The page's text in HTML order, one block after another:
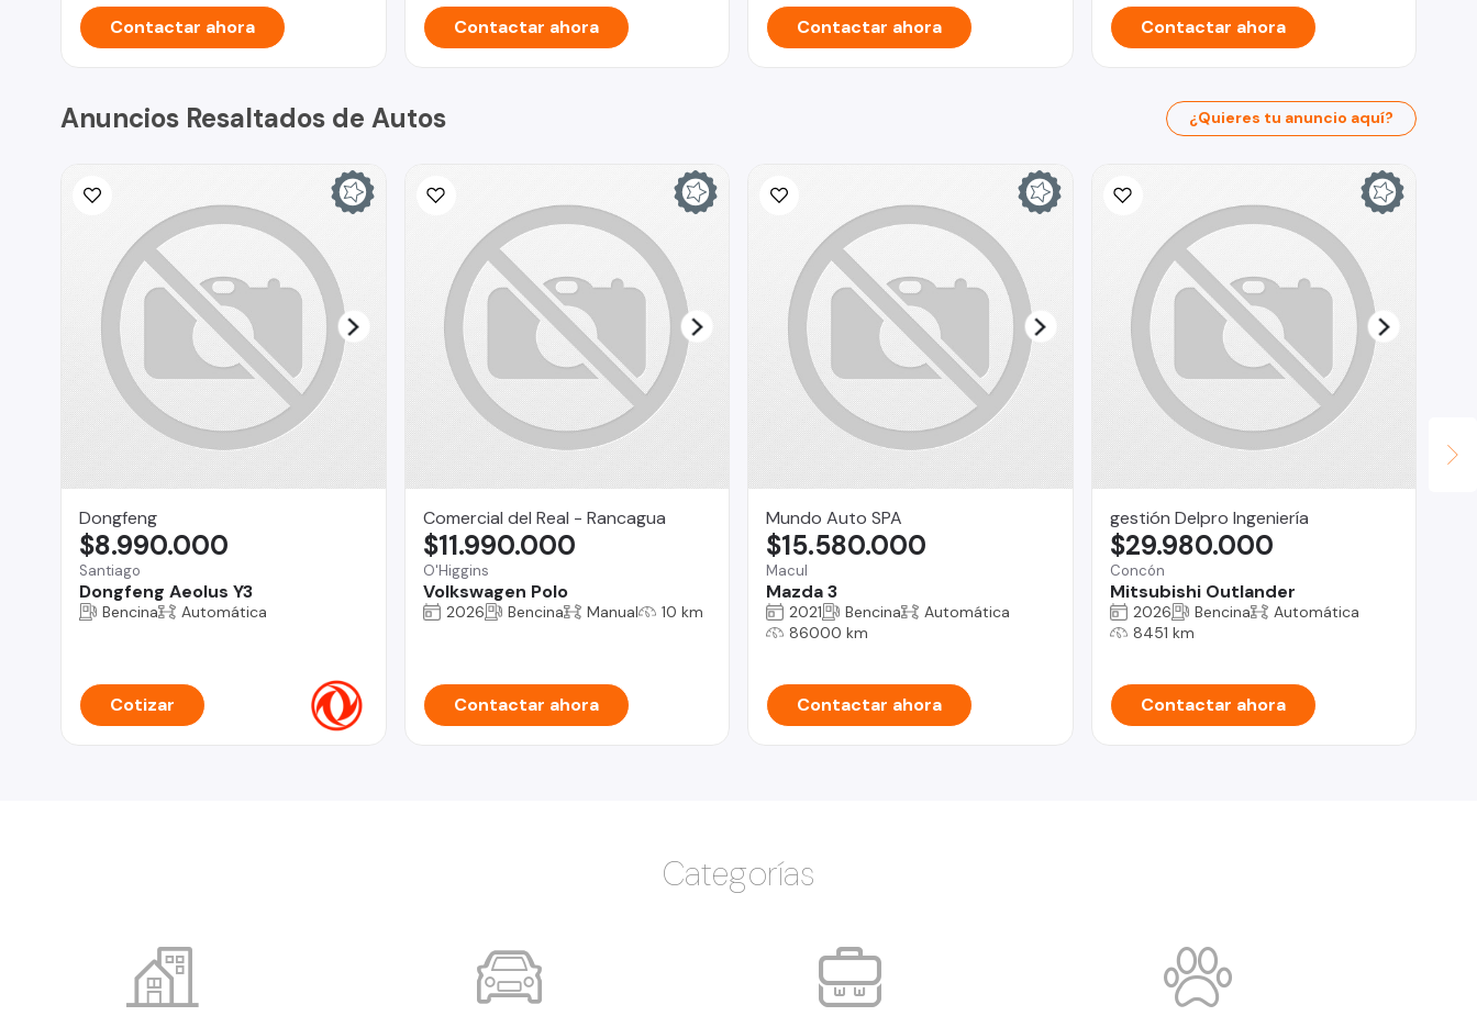
Contactar ahora Contactar ahora Contactar ahora Contactar ahora
Anuncios Resaltados de Autos ¿Quieres tu anuncio aquí?
Dongfeng
Santiago
Dongfeng Aeolus Y3
$8.990.000
Bencina Automática
Cotizar
Comercial del Real - Rancagua
O'Higgins
Volkswagen Polo
$11.990.000
2026 Bencina Manual 10 km
Contactar ahora
Mundo Auto SPA
Macul
Mazda 3
$15.580.000
2021 Bencina
Automática
86000 km
Contactar ahora
gestión Delpro Ingeniería
Concón
Mitsubishi Outlander
$29.980.000
2026 Bencina
Automática
8451 km
Contactar ahora
Categorías